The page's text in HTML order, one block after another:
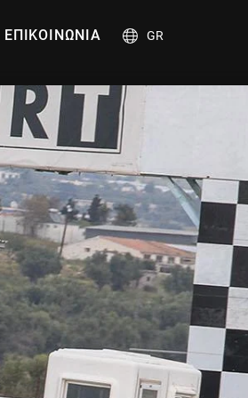
ΕΠΙΚΟΙΝΩΝΙΑ GR